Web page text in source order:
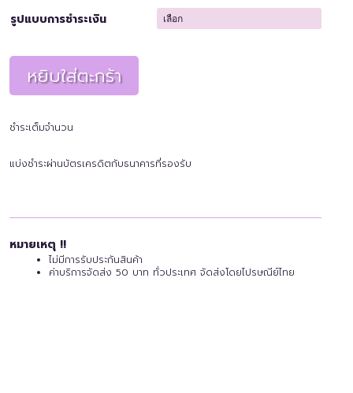
รูปแบบการชำระเงิน
หยิบใส่ตะกร้า
ชำระเต็มจำนวน
แบ่งชำระผ่านบัตรเครดิตกับธนาคารที่รองรับ
หมายเหตุ !!
ไม่มีการรับประกันสินค้า
ค่าบริการจัดส่ง 50 บาท ทั่วประเทศ จัดส่งโดยไปรษณีย์ไทย